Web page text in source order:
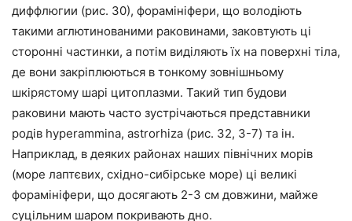
диффлюгии (рис. 30), форамініфери, що володіють
такими аглютинованими раковинами, заковтують ці
сторонні частинки, а потім виділяють їх на поверхні тіла,
де вони закріплюються в тонкому зовнішньому
шкірястому шарі цитоплазми. Такий тип будови
раковини мають часто зустрічаються представники
родів hyperammina, astrorhiza (рис. 32, 3-7) та ін.
Наприклад, в деяких районах наших північних морів
(море лаптєвих, східно-сибірське море) ці великі
форамініфери, що досягають 2-3 см довжини, майже
суцільним шаром покривають дно.